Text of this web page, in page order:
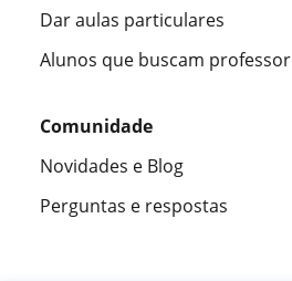
Dar aulas particulares
Alunos que buscam professor
Comunidade
Novidades e Blog
Perguntas e respostas